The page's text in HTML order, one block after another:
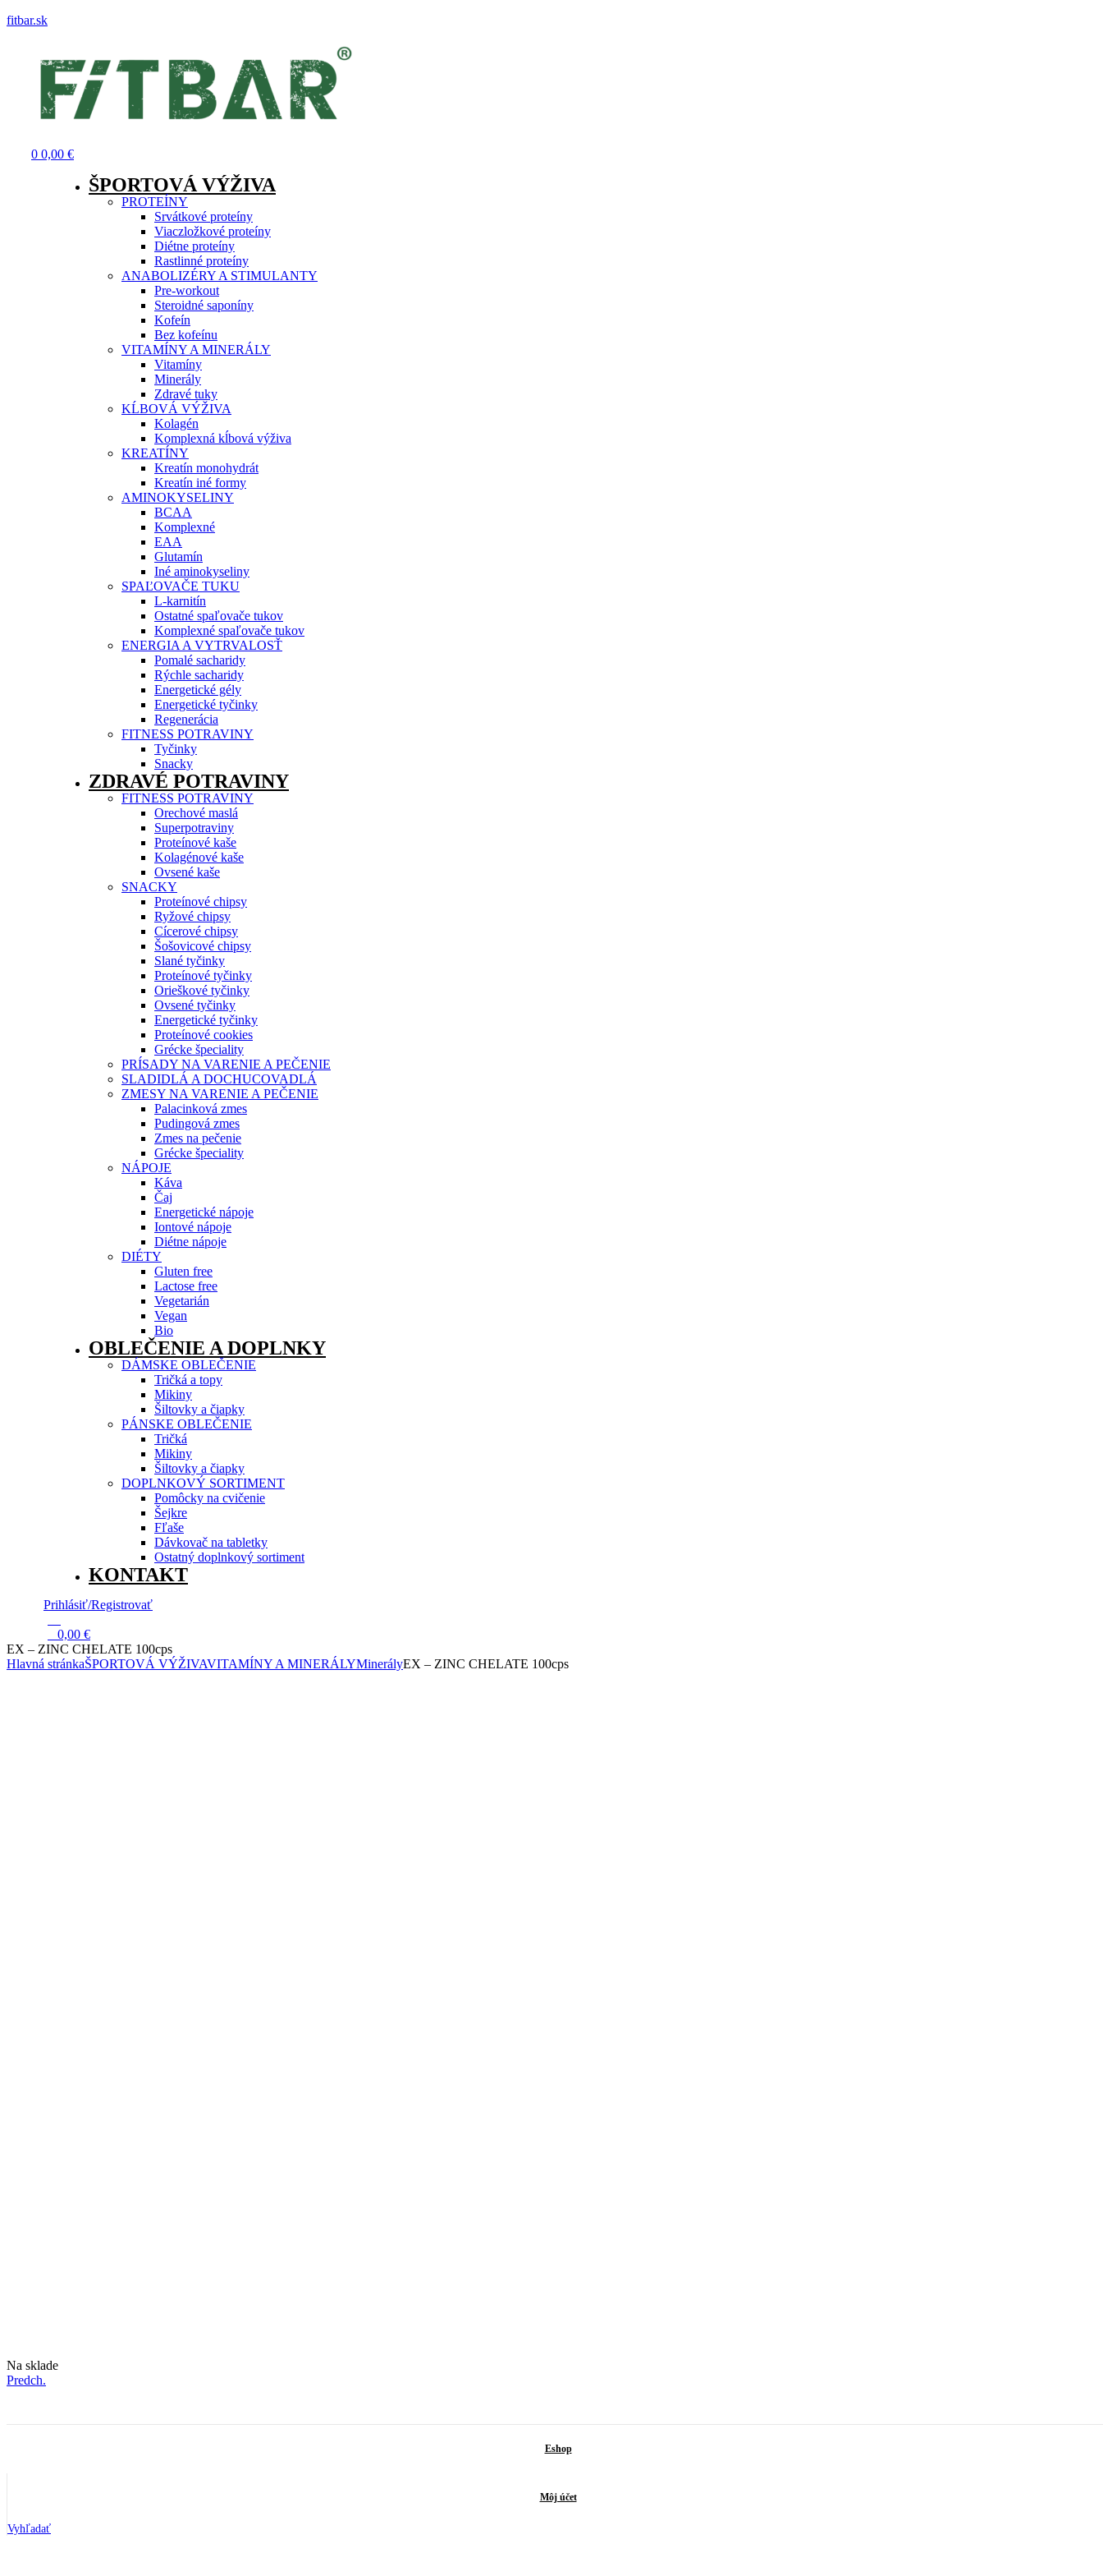
fitbar.sk
0 0,00 €
ŠPORTOVÁ VÝŽIVA
PROTEÍNY
Srvátkové proteíny
Viaczložkové proteíny
Diétne proteíny
Rastlinné proteíny
ANABOLIZÉRY A STIMULANTY
Pre-workout
Steroidné saponíny
Kofeín
Bez kofeínu
VITAMÍNY A MINERÁLY
Vitamíny
Minerály
Zdravé tuky
KĹBOVÁ VÝŽIVA
Kolagén
Komplexná kĺbová výživa
KREATÍNY
Kreatín monohydrát
Kreatín iné formy
AMINOKYSELINY
BCAA
Komplexné
EAA
Glutamín
Iné aminokyseliny
SPAĽOVAČE TUKU
L-karnitín
Ostatné spaľovače tukov
Komplexné spaľovače tukov
ENERGIA A VYTRVALOSŤ
Pomalé sacharidy
Rýchle sacharidy
Energetické gély
Energetické tyčinky
Regenerácia
FITNESS POTRAVINY
Tyčinky
Snacky
ZDRAVÉ POTRAVINY
FITNESS POTRAVINY
Orechové maslá
Superpotraviny
Proteínové kaše
Kolagénové kaše
Ovsené kaše
SNACKY
Proteínové chipsy
Ryžové chipsy
Cícerové chipsy
Šošovicové chipsy
Slané tyčinky
Proteínové tyčinky
Orieškové tyčinky
Ovsené tyčinky
Energetické tyčinky
Proteínové cookies
Grécke špeciality
PRÍSADY NA VARENIE A PEČENIE
SLADIDLÁ A DOCHUCOVADLÁ
ZMESY NA VARENIE A PEČENIE
Palacinková zmes
Pudingová zmes
Zmes na pečenie
Grécke špeciality
NÁPOJE
Káva
Čaj
Energetické nápoje
Iontové nápoje
Diétne nápoje
DIÉTY
Gluten free
Lactose free
Vegetarián
Vegan
Bio
OBLEČENIE A DOPLNKY
DÁMSKE OBLEČENIE
Tričká a topy
Mikiny
Šiltovky a čiapky
PÁNSKE OBLEČENIE
Tričká
Mikiny
Šiltovky a čiapky
DOPLNKOVÝ SORTIMENT
Pomôcky na cvičenie
Šejkre
Fľaše
Dávkovač na tabletky
Ostatný doplnkový sortiment
KONTAKT
Prihlásiť/Registrovať
0,00 €
EX – ZINC CHELATE 100cps
Hlavná stránkaŠPORTOVÁ VÝŽIVAVITAMÍNY A MINERÁLYMinerályEX – ZINC CHELATE 100cps
Dostupnosť:
Na sklade
Predch.
Eshop
Môj účet
Vyhľadať